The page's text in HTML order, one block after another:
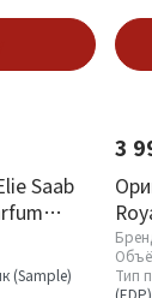
Saab
(Sample)
3
Тип